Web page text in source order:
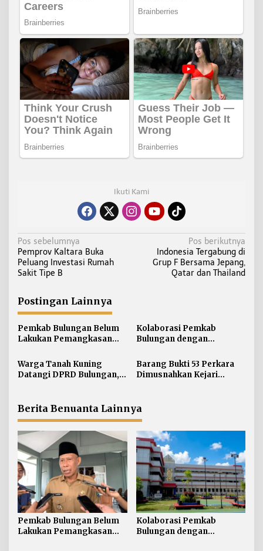
Ikuti Kami
N
a
v
g
a
s
i
o
Pos sebelumnya
Pemprov Kaltara Buka
Peluang Investasi Rumah
Sakit Tipe B
Pos berikutnya
Indonesia Tergabung di
Grup F Bersama Jepang,
Qatar dan Thailand
Postingan Lainnya
Pemkab Bulungan Belum
Lakukan Pemangkasan
Ada Arahan Pusat
Kolaborasi Pemkab
Bulungan dengan
Desa/Kelurahan Satu
Sarjana
Warga Tanah Kuning
Datangi DPRD Bulungan,
Diselesaikan
Barang Bukti 53 Perkara
Dimusnahkan Kejari
Berita Benuanta Lainnya
Pemkab Bulungan Belum
Lakukan Pemangkasan
Kolaborasi Pemkab
Bulungan dengan